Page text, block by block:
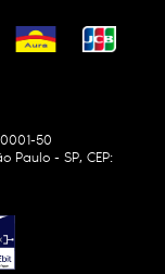
50
Paulo - SP, CEP: